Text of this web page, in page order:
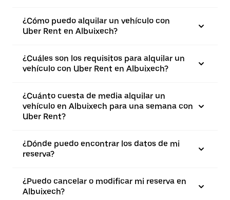
¿Cómo puedo alquilar un vehículo con
Uber Rent en Albuixech?
¿Cuáles son los requisitos para alquilar un
vehículo con Uber Rent en Albuixech?
¿Cuánto cuesta de media alquilar un
vehículo en Albuixech para una semana con
Uber Rent?
¿Dónde puedo encontrar los datos de mi
reserva?
¿Puedo cancelar o modificar mi reserva en
Albuixech?